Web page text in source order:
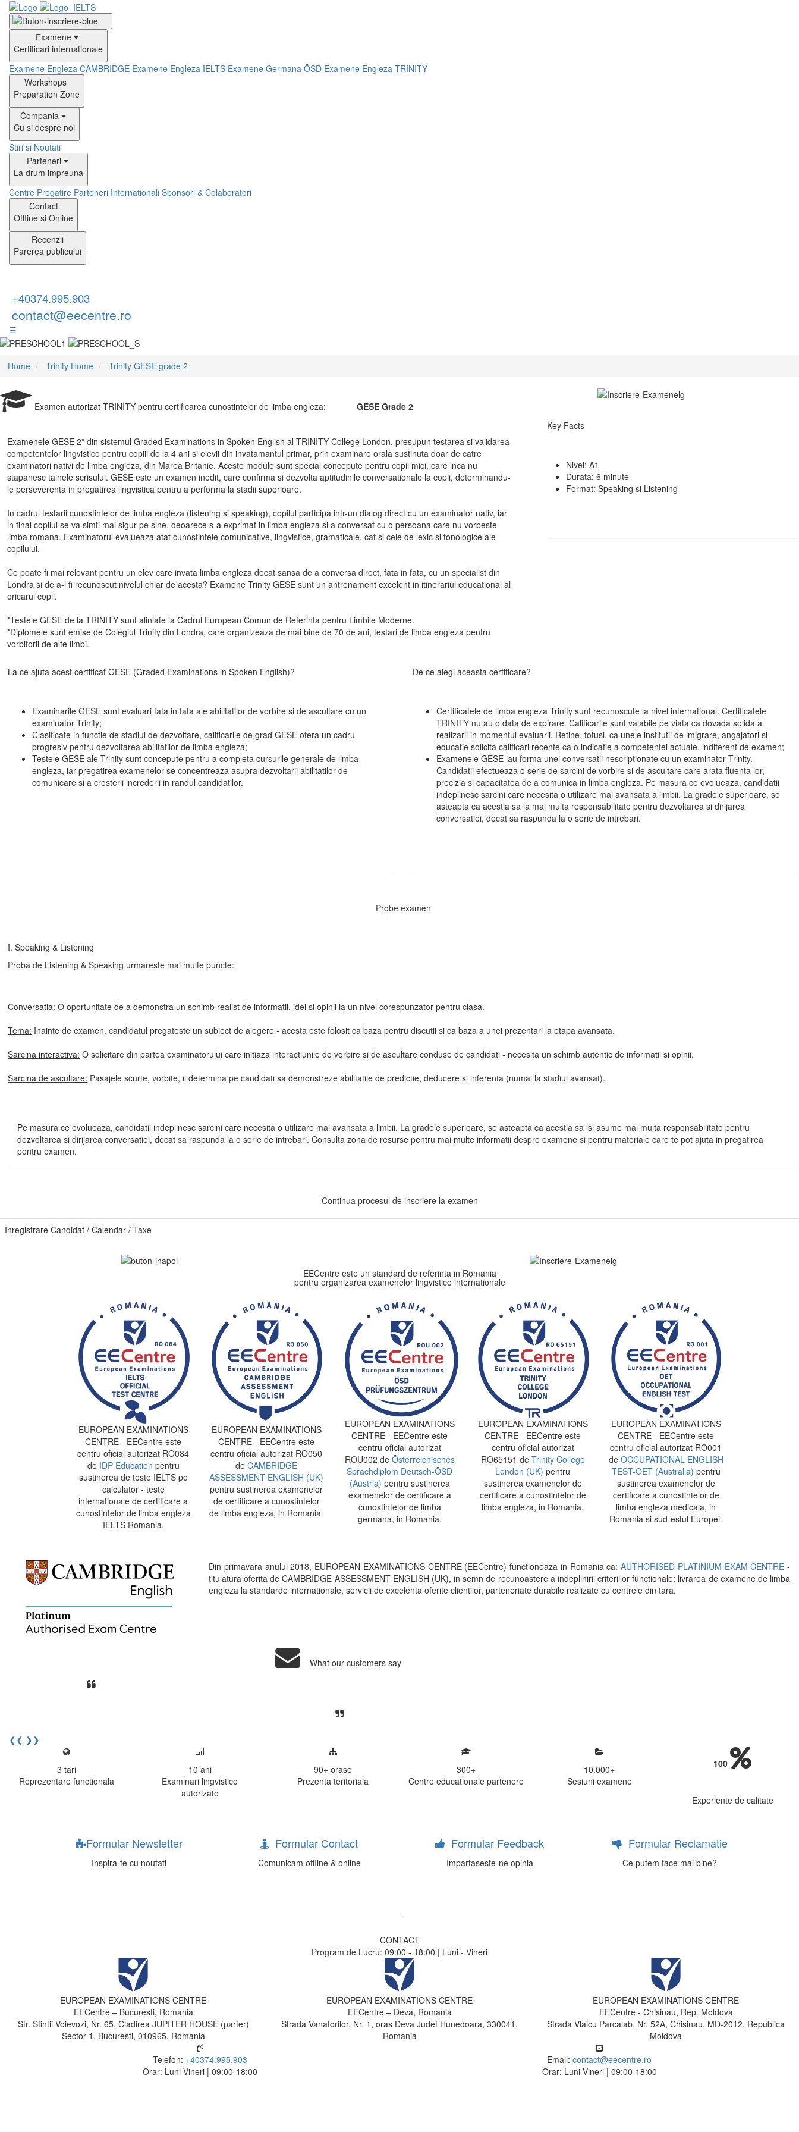
Examene
Certificari internationale
Examene Engleza CAMBRIDGE Examene Engleza IELTS Examene Germana ÖSD Examene Engleza TRINITY
Workshops
Preparation Zone
Compania
Cu si despre noi
Stiri si Noutati
Parteneri
La drum impreuna
Centre Pregatire Parteneri Internationali Sponsori & Colaboratori
Contact
Offline si Online
Recenzii
Parerea publicului
+40374.995.903
contact@eecentre.ro
☰
Home Trinity Home Trinity GESE grade 2
Examen autorizat TRINITY pentru certificarea cunostintelor de limba engleza: GESE Grade 2
Examenele GESE 2* din sistemul Graded Examinations in Spoken English al TRINITY College London, presupun testarea si validarea
competentelor lingvistice pentru copiii de la 4 ani si elevii din invatamantul primar, prin examinare orala sustinuta doar de catre
examinatori nativi de limba engleza, din Marea Britanie. Aceste module sunt special concepute pentru copii mici, care inca nu
stapanesc tainele scrisului. GESE este un examen inedit, care confirma si dezvolta aptitudinile conversationale la copii, determinandu-
le perseverenta in pregatirea lingvistica pentru a performa la stadii superioare.
In cadrul testarii cunostintelor de limba engleza (listening si speaking), copilul participa intr-un dialog direct cu un examinator nativ, iar
in final copilul se va simti mai sigur pe sine, deoarece s-a exprimat in limba engleza si a conversat cu o persoana care nu vorbeste
limba romana. Examinatorul evalueaza atat cunostintele comunicative, lingvistice, gramaticale, cat si cele de lexic si fonologice ale
copilului.
Ce poate fi mai relevant pentru un elev care invata limba engleza decat sansa de a conversa direct, fata in fata, cu un specialist din
Londra si de a-i fi recunoscut nivelul chiar de acesta? Examene Trinity GESE sunt un antrenament excelent in itinerariul educational al
oricarui copil.
*Testele GESE de la TRINITY sunt aliniate la Cadrul European Comun de Referinta pentru Limbile Moderne.
*Diplomele sunt emise de Colegiul Trinity din Londra, care organizeaza de mai bine de 70 de ani, testari de limba engleza pentru
vorbitorii de alte limbi.
Key Facts
Nivel: A1
Durata: 6 minute
Format: Speaking si Listening
La ce ajuta acest certificat GESE (Graded Examinations in Spoken English)?
Examinarile GESE sunt evaluari fata in fata ale abilitatilor de vorbire si de ascultare cu un
examinator Trinity;
Clasificate in functie de stadiul de dezvoltare, calificarile de grad GESE ofera un cadru
progresiv pentru dezvoltarea abilitatilor de limba engleza;
Testele GESE ale Trinity sunt concepute pentru a completa cursurile generale de limba
engleza, iar pregatirea examenelor se concentreaza asupra dezvoltarii abilitatilor de
comunicare si a cresterii increderii in randul candidatilor.
De ce alegi aceasta certificare?
Certificatele de limba engleza Trinity sunt recunoscute la nivel international. Certificatele
TRINITY nu au o data de expirare. Calificarile sunt valabile pe viata ca dovada solida a
realizarii in momentul evaluarii. Retine, totusi, ca unele institutii de imigrare, angajatori si
educatie solicita calificari recente ca o indicatie a competentei actuale, indiferent de examen;
Examenele GESE iau forma unei conversatii nescriptionate cu un examinator Trinity.
Candidatii efectueaza o serie de sarcini de vorbire si de ascultare care arata fluenta lor,
precizia si capacitatea de a comunica in limba engleza. Pe masura ce evolueaza, candidatii
indeplinesc sarcini care necesita o utilizare mai avansata a limbii. La gradele superioare, se
asteapta ca acestia sa ia mai multa responsabilitate pentru dezvoltarea si dirijarea
conversatiei, decat sa raspunda la o serie de intrebari.
Probe examen
I. Speaking & Listening
Proba de Listening & Speaking urmareste mai multe puncte:
Conversatia: O oportunitate de a demonstra un schimb realist de informatii, idei si opinii la un nivel corespunzator pentru clasa.
Tema: Inainte de examen, candidatul pregateste un subiect de alegere - acesta este folosit ca baza pentru discutii si ca baza a unei prezentari la etapa avansata.
Sarcina interactiva: O solicitare din partea examinatorului care initiaza interactiunile de vorbire si de ascultare conduse de candidati - necesita un schimb autentic de informatii si opinii.
Sarcina de ascultare: Pasajele scurte, vorbite, ii determina pe candidati sa demonstreze abilitatile de predictie, deducere si inferenta (numai la stadiul avansat).
Pe masura ce evolueaza, candidatii indeplinesc sarcini care necesita o utilizare mai avansata a limbii. La gradele superioare, se asteapta ca acestia sa isi asume mai multa responsabilitate pentru
dezvoltarea si dirijarea conversatiei, decat sa raspunda la o serie de intrebari. Consulta zona de resurse pentru mai multe informatii despre examene si pentru materiale care te pot ajuta in pregatirea
pentru examen.
Continua procesul de inscriere la examen
Inregistrare Candidat / Calendar / Taxe
EECentre este un standard de referinta in Romania
pentru organizarea examenelor lingvistice internationale
EUROPEAN EXAMINATIONS
CENTRE - EECentre este
centru oficial autorizat RO084
de IDP Education pentru
sustinerea de teste IELTS pe
calculator - teste
internationale de certificare a
cunostintelor de limba engleza
IELTS Romania.
EUROPEAN EXAMINATIONS
CENTRE - EECentre este
centru oficial autorizat RO050
de CAMBRIDGE
ASSESSMENT ENGLISH (UK)
pentru sustinerea examenelor
de certificare a cunostintelor
de limba engleza, in Romania.
EUROPEAN EXAMINATIONS
CENTRE - EECentre este
centru oficial autorizat
ROU002 deÖsterreichisches
Sprachdiplom Deutsch-ÖSD
(Austria) pentru sustinerea
examenelor de certificare a
cunostintelor de limba
germana, in Romania.
EUROPEAN EXAMINATIONS
CENTRE - EECentre este
centru oficial autorizat
RO65151 de Trinity College
London (UK) pentru
sustinerea examenelor de
certificare a cunostintelor de
limba engleza, in Romania.
EUROPEAN EXAMINATIONS
CENTRE - EECentre este
centru oficial autorizat RO001
de OCCUPATIONAL ENGLISH
TEST-OET (Australia) pentru
sustinerea examenelor de
certificare a cunostintelor de
limba engleza medicala, in
Romania si sud-estul Europei.
Din primavara anului 2018, EUROPEAN EXAMINATIONS CENTRE (EECentre) functioneaza in Romania ca: AUTHORISED PLATINIUM EXAM CENTRE -
titulatura oferita de CAMBRIDGE ASSESSMENT ENGLISH (UK), in semn de recunoastere a indeplinirii criteriilor functionale: livrarea de examene de limba
engleza la standarde internationale, servicii de excelenta oferite clientilor, parteneriate durabile realizate cu centrele din tara.
What our customers say
cu nerabdare urmatoarea sesiune de examinare.
❮❮ ❯❯
3 tari
Reprezentare functionala
10 ani
Examinari lingvistice
autorizate
90+ orase
Prezenta teritoriala
300+
Centre educationale partenere
10.000+
Sesiuni examene
100
Experiente de calitate
Formular Newsletter
Inspira-te cu noutati
Formular Contact
Comunicam offline & online
Formular Feedback
Impartaseste-ne opinia
Formular Reclamatie
Ce putem face mai bine?
CONTACT
Program de Lucru: 09:00 - 18:00 | Luni - Vineri
EUROPEAN EXAMINATIONS CENTRE
EECentre – Bucuresti, Romania
Str. Sfintii Voievozi, Nr. 65, Cladirea JUPITER HOUSE (parter)
Sector 1, Bucuresti, 010965, Romania
EUROPEAN EXAMINATIONS CENTRE
EECentre – Deva, Romania
Strada Vanatorilor, Nr. 1, oras Deva Judet Hunedoara, 330041,
Romania
EUROPEAN EXAMINATIONS CENTRE
EECentre - Chisinau, Rep. Moldova
Strada Vlaicu Parcalab, Nr. 52A, Chisinau, MD-2012, Republica
Moldova
Telefon: +40374.995.903
Orar: Luni-Vineri | 09:00-18:00
Email: contact@eecentre.ro
Orar: Luni-Vineri | 09:00-18:00